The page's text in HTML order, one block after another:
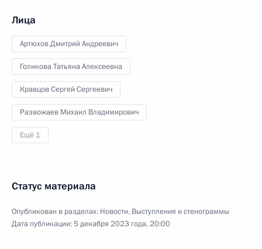
Лица
Артюхов Дмитрий Андреевич
Голикова Татьяна Алексеевна
Кравцов Сергей Сергеевич
Развожаев Михаил Владимирович
Ещё 1
Статус материала
Опубликован в разделах: Новости, Выступления и стенограммы
Дата публикации:5 декабря 2023 года, 20:00